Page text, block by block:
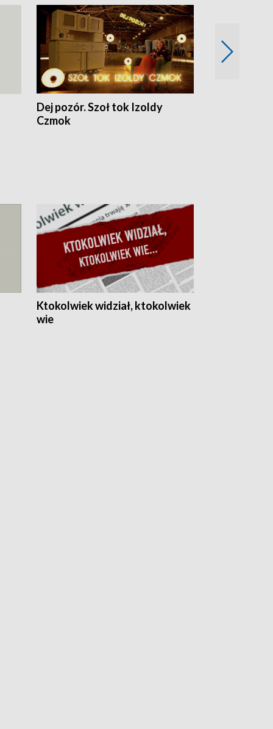
Dej pozór. Szoł tok Izoldy
Czmok
Ktokolwiek widział, ktokolwiek
wie